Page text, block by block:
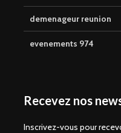
demenageur reunion
evenements 974
Recevez nos
Inscrivez-vous pour